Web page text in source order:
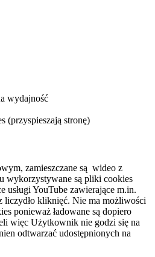
wydajność
(przyspieszają stronę)
zamieszczane są wideo z
wykorzystywane są pliki cookies
usługi YouTube zawierające m.in.
liczydło kliknięć. Nie ma możliwości
ponieważ ładowane są dopiero
więc Użytkownik nie godzi się na
odtwarzać udostępnionych na